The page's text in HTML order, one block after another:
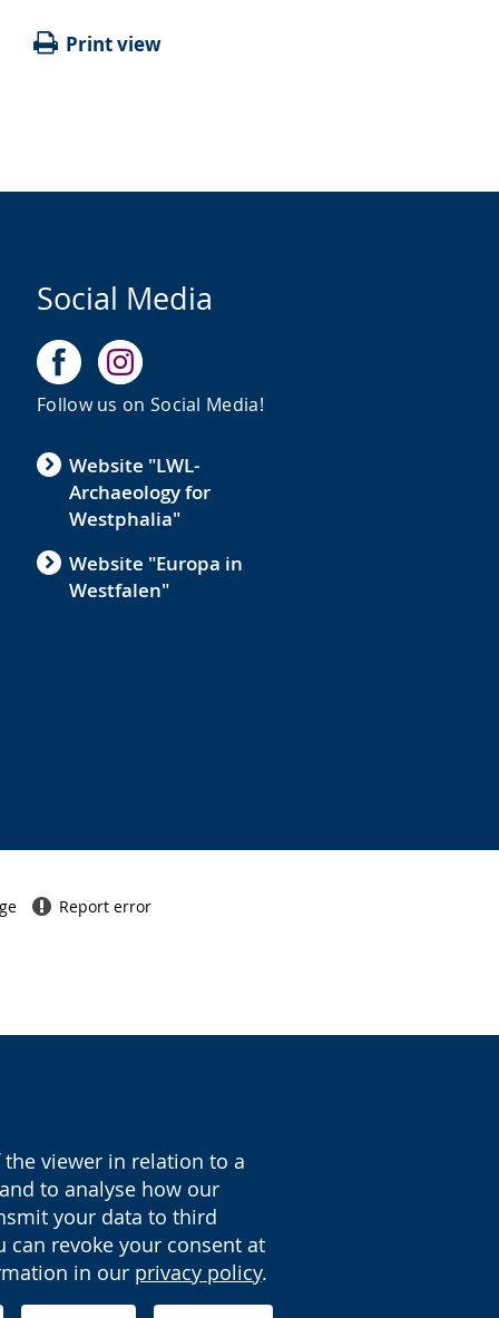
viewer in relation to a
to analyse how our
your data to third
revoke your consent at
in our privacy policy.
Print view
Social Media
Follow us on Social Media!
Website "LWL-
Archaeology for
Westphalia"
Website "Europa in
Westfalen"
Report error